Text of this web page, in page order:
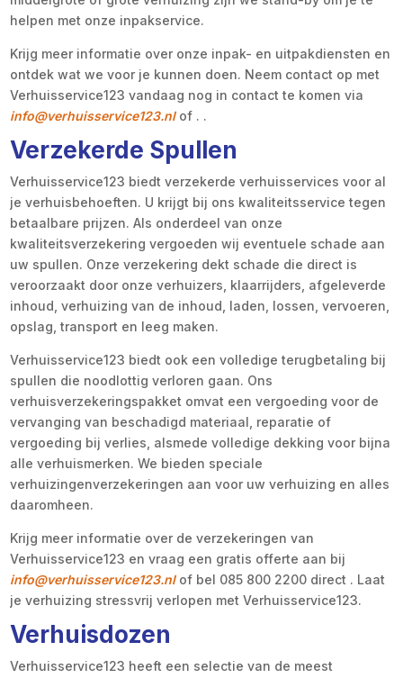
helpen met onze inpakservice.
Krijg meer informatie over onze inpak- en uitpakdiensten en
ontdek wat we voor je kunnen doen. Neem contact op met
Verhuisservice123 vandaag nog in contact te komen via
info@verhuisservice123.nlof . .
Verzekerde Spullen
Verhuisservice123 biedt verzekerde verhuisservices voor al
je verhuisbehoeften. U krijgt bij ons kwaliteitsservice tegen
betaalbare prijzen. Als onderdeel van onze
kwaliteitsverzekering vergoeden wij eventuele schade aan
uw spullen. Onze verzekering dekt schade die direct is
veroorzaakt door onze verhuizers, klaarrijders, afgeleverde
inhoud, verhuizing van de inhoud, laden, lossen, vervoeren,
opslag, transport en leeg maken.
Verhuisservice123 biedt ook een volledige terugbetaling bij
spullen die noodlottig verloren gaan. Ons
verhuisverzekeringspakket omvat een vergoeding voor de
vervanging van beschadigd materiaal, reparatie of
vergoeding bij verlies, alsmede volledige dekking voor bijna
alle verhuismerken. We bieden speciale
verhuizingenverzekeringen aan voor uw verhuizing en alles
daaromheen.
Krijg meer informatie over de verzekeringen van
Verhuisservice123 en vraag een gratis offerte aan bij
info@verhuisservice123.nlof bel 085 800 2200 direct . Laat
je verhuizing stressvrij verlopen met Verhuisservice123.
Verhuisdozen
Verhuisservice123 heeft een selectie van de meest